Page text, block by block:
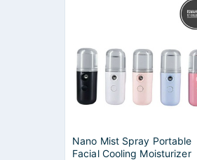
Nano Mist Spray Portable
Facial Cooling Moisturizer